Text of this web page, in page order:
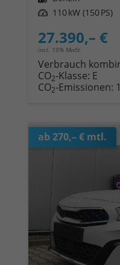
Leistung 110 kW (150 PS)
27.390,– €
incl. 19% MwSt.
Verbrauch
CO2-Klasse: E
CO2-Emissionen:
ab 270,– € mtl.